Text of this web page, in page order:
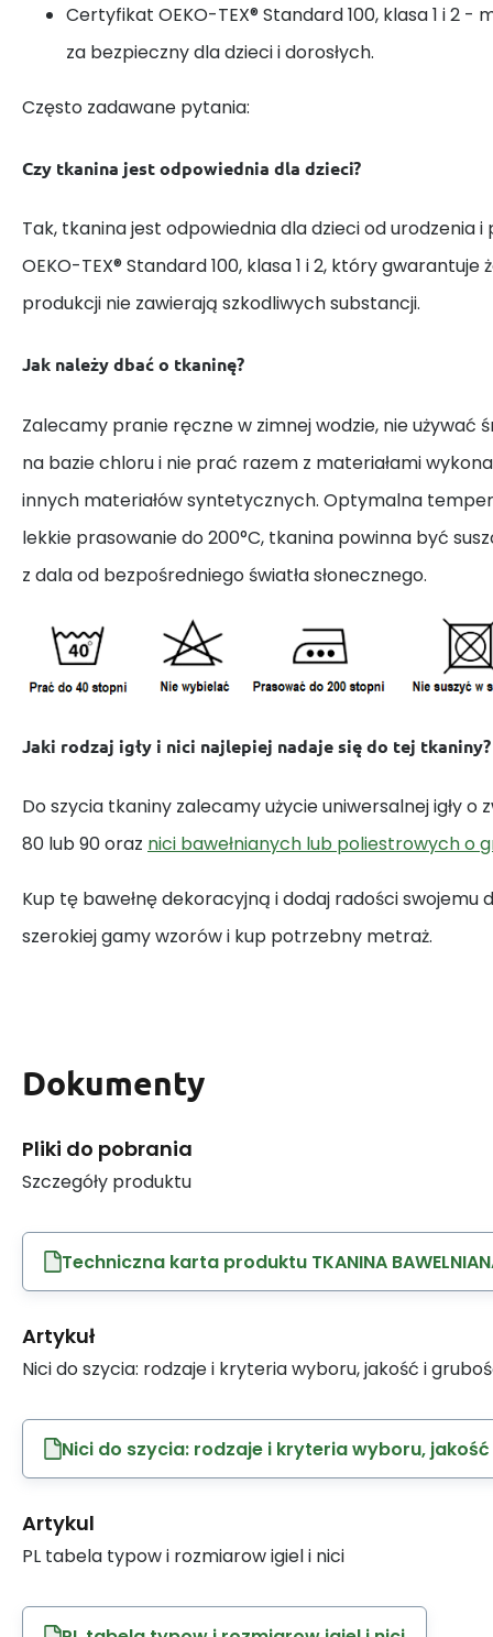
Certyfikat OEKO-TEX® Standard 100, klasa 1 i 2 -
za bezpieczny dla dzieci i dorosłych.
Często zadawane pytania:
Czy tkanina jest odpowiednia dla dzieci?
Tak, tkanina jest odpowiednia dla dzieci od urodzenia
OEKO-TEX® Standard 100, klasa 1 i 2, który gwarantuje
produkcji nie zawierają szkodliwych substancji.
Jak należy dbać o tkaninę?
Zalecamy pranie ręczne w zimnej wodzie, nie używać
na bazie chloru i nie prać razem z materiałami
innych materiałów syntetycznych. Optymalna
lekkie prasowanie do 200°C, tkanina powinna być
z dala od bezpośredniego światła słonecznego.
Jaki rodzaj igły i nici najlepiej nadaje się do tej tkaniny?
Do szycia tkaniny zalecamy użycie uniwersalnej igły o
80 lub 90 oraz nici bawełnianych lub poliestrowych o
Kup tę bawełnę dekoracyjną i dodaj radości swojemu
szerokiej gamy wzorów i kup potrzebny metraż.
Dokumenty
Pliki do pobrania
Szczegóły produktu
Techniczna karta produktu TKANINA
Artykuł
Nici do szycia: rodzaje i kryteria wyboru, jakość i
Nici do szycia: rodzaje i kryteria wyboru,
Artykul
PL tabela typow i rozmiarow igiel i nici